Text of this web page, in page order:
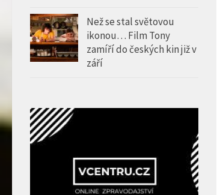
Než se stal světovou
ikonou… Film Tony
zamíří do českých kin již v
září